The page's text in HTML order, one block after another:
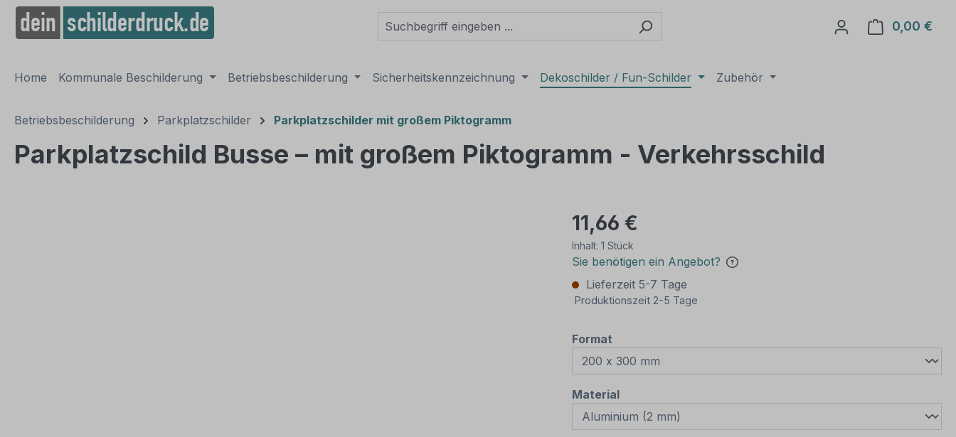
Zur Hauptnavigation springen
0,00 €
Home Kommunale Beschilderung Betriebsbeschilderung Sicherheitskennzeichnung Dekoschilder / Fun-Schilder Zubehör
Betriebsbeschilderung Parkplatzschilder Parkplatzschilder mit großem Piktogramm
Parkplatzschild Busse – mit großem Piktogramm - Verkehrsschild
11,66 €
Inhalt: 1 Stück
Sie benötigen ein Angebot?
Lieferzeit 5-7 Tage
Produktionszeit 2-5 Tage
Format
Materialauswählen